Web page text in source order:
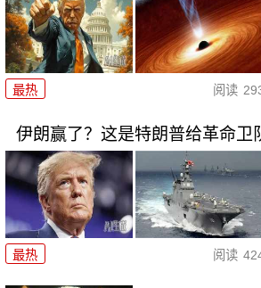
最热 阅读
伊朗赢了？这是特朗普给革命卫
最热 阅读